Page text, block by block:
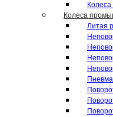
Колеса
Литая